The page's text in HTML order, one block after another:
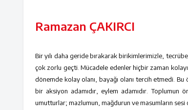
Ramazan ÇAKIRCI
Bir yılı daha geride bırakarak birikimlerimizle,
çok zorlu geçti. Mücadele edenler hiçbir zaman
dönemde kolay olanı, bayağı olanı tercih etmedi.
bir aksiyon adamıdır, eylem adamıdır. Toplumun
umutturlar; mazlumun, mağdurun ve masumların sesi